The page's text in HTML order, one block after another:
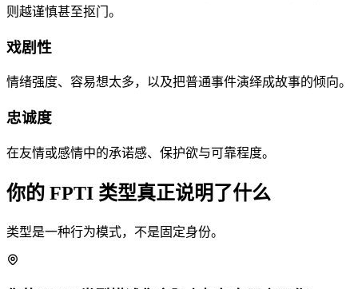
则越谨慎甚至抠门。
戏剧性
情绪强度、容易想太多，以及把普通事件演绎成故事的倾向。
忠诚度
在友情或感情中的承诺感、保护欲与可靠程度。
你的 FPTI 类型真正说明了什么
类型是一种行为模式，不是固定身份。